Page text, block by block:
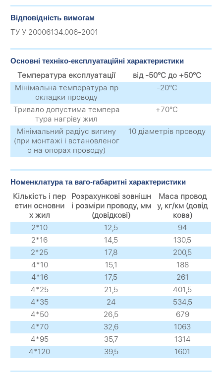
Відповідність вимогам
ТУ У 20006134.006-2001
Основні техніко-експлуатаційні характеристики
Температура експлуатації
від -50°С до +50°С
Мінімальна температура пр
окладки проводу
-20°С
Тривало допустима темпера
тура нагріву жил
+70°С
Мінімальний радіус вигину
(при монтажі і встановленог
о на опорах проводу)
10 діаметрів проводу
Номенклатура та ваго-габаритні характеристики
Кількість і пер
етин основни
х жил
Розрахункові зовнішн
і розміри проводу, мм
(довідкові)
Маса провод
у, кг/км (довід
кова)
2*10
12,5
94
2*16
14,5
130,5
2*25
17,8
200,5
4*10
15,1
188
4*16
17,5
261
4*25
21,5
401,5
4*35
24
534,5
4*50
26,5
679
4*70
32,6
1063
4*95
35,7
1314
4*120
39,5 1601